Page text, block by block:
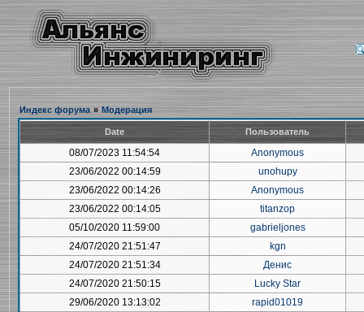
Индекс форума » Модерация
Date Пользователь
08/07/2023 11:54:54
Anonymous
23/06/2022 00:14:59
unohupy
23/06/2022 00:14:26
Anonymous
23/06/2022 00:14:05
titanzop
05/10/2020 11:59:00
gabrieljones
24/07/2020 21:51:47
kgn
24/07/2020 21:51:34
Денис
24/07/2020 21:50:15
Lucky Star
29/06/2020 13:13:02
rapid01019